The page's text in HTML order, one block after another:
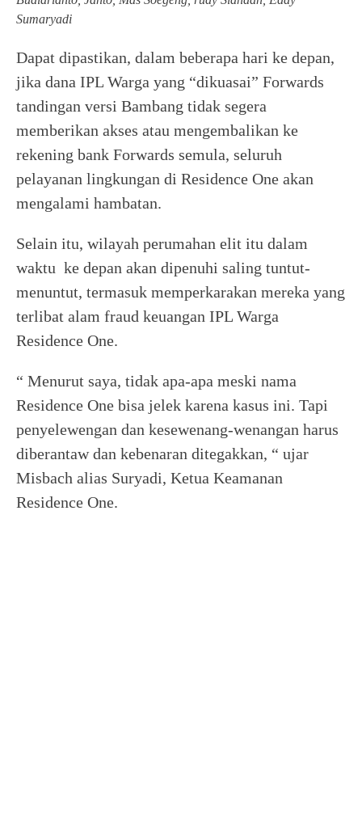
Sumaryadi
Dapat dipastikan, dalam beberapa hari ke depan,
jika dana IPL Warga yang “dikuasai” Forwards
tandingan versi Bambang tidak segera
memberikan akses atau mengembalikan ke
rekening bank Forwards semula, seluruh
pelayanan lingkungan di Residence One akan
mengalami hambatan.
Selain itu, wilayah perumahan elit itu dalam
waktu ke depan akan dipenuhi saling tuntut-
menuntut, termasuk memperkarakan mereka yang
terlibat alam fraud keuangan IPL Warga
Residence One.
“ Menurut saya, tidak apa-apa meski nama
Residence One bisa jelek karena kasus ini. Tapi
penyelewengan dan kesewenang-wenangan harus
diberantaw dan kebenaran ditegakkan, “ ujar
Misbach alias Suryadi, Ketua Keamanan
Residence One.